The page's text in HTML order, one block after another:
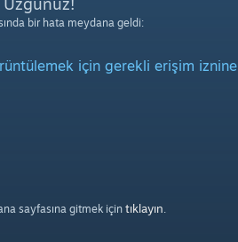
bir hata meydana geldi:
için gerekli erişim
sayfasına gitmek içintıklayın.